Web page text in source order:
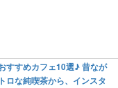
すすめカフェ10選♪ 昔なが
ロな純喫茶から、インスタ